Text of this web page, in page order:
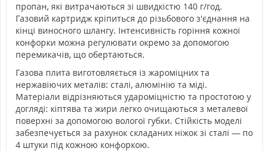
пропан, які витрачаються зі швидкістю 140 г/год.
Газовий картридж кріпиться до різьбового з'єднання на
кінці виносного шлангу. Інтенсивність горіння кожної
конфорки можна регулювати окремо за допомогою
перемикачів, що обертаються.
Газова плита виготовляється із жароміцних та
нержавіючих металів: сталі, алюмінію та міді.
Матеріали відрізняються удароміцністю та простотою у
догляді: кіптява та жири легко очищаються з металевої
поверхні за допомогою вологої губки. Стійкість моделі
забезпечується за рахунок складаних ніжок зі сталі — по
4 штуки під кожною конфоркою.